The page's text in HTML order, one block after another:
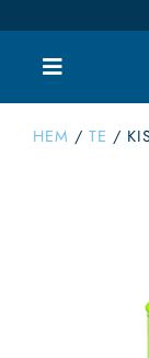
HEM / TE /